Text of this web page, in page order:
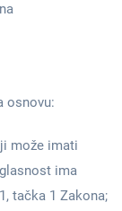
osnovu:
može imati
ima
tačka 1 Zakona;